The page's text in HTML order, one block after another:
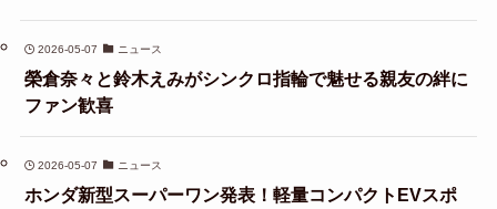
2026-05-07 ニュース
榮倉奈々と鈴木えみがシンクロ指輪で魅せる親友の絆に
ファン歓喜
2026-05-07 ニュース
ホンダ新型スーパーワン発表！軽量コンパクトEVスポ